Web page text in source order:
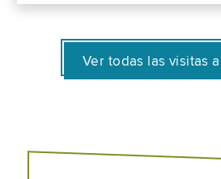
Ver todas las visitas